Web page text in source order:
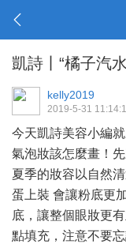
凱詩丨“橘子汽
kelly2019
2019-5-31
今天凱詩美容小編
氣泡妝該怎麼畫！
夏季的妝容以自然
蛋上裝 會讓粉底更
底，讓整個眼妝更
點填充，注意不要